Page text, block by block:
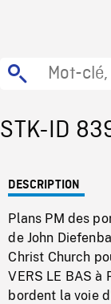
STK-ID
DESCRIPTION
Plans PM des
de John
Christ Church
VERS LE BAS
bordent la voie